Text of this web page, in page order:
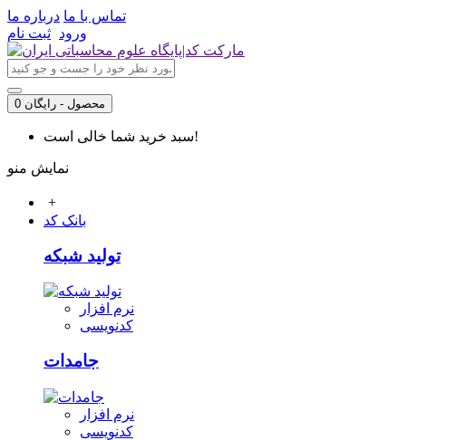
تماس با ما درباره ما
ورود ثبت نام
0 محصول - رایگان
سبد خرید شما خالی است!
نمایش منو
+
بانک کد
تولید شبکه
نرم افزار
کدنویسی
جامدات
نرم افزار
کدنویسی